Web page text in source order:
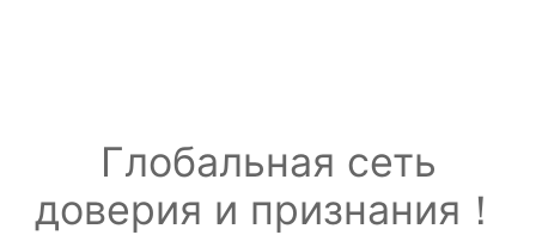
Глобальная сеть
доверия и признания！